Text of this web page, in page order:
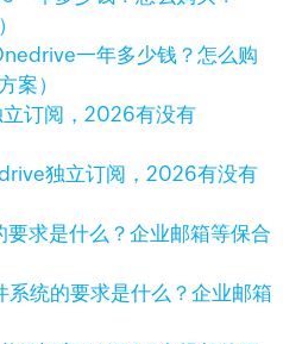
一年多少钱？怎么购
案）
独立订阅，2026有没有
统的要求是什么？企业邮箱